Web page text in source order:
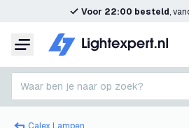
Voor 22:00 besteld,
Menu
Waar ben je naar op zoek?